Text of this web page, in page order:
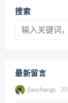
搜索
最新留言
jiaochengs